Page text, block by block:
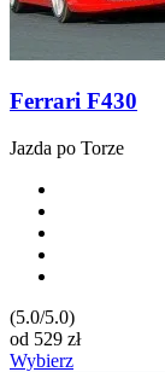
Ferrari F430
Jazda po Torze
(5.0/5.0)
od 529 zł
Wybierz